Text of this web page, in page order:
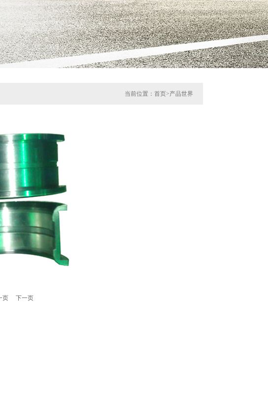
当前位置： 首页>产品世界
页 下一页